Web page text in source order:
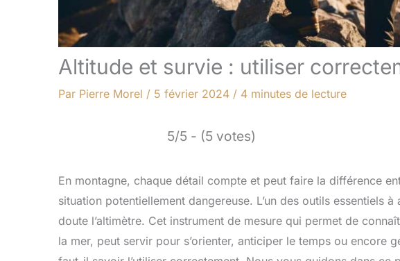
Altitude et survie : utiliser
Par Pierre Morel / 5 février 2024 / 4 minutes de lecture
5/5 - (5 votes)
En montagne, chaque détail compte et peut faire la différence
situation potentiellement dangereuse. L’un des outils essentiels
doute l’altimètre. Cet instrument de mesure qui permet de
la mer, peut servir pour s’orienter, anticiper le temps ou encore